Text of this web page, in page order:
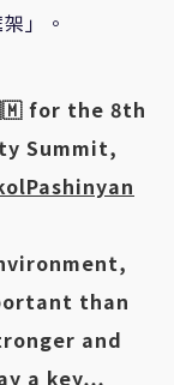
」。
for the 8th
Summit,
than
and
a key…